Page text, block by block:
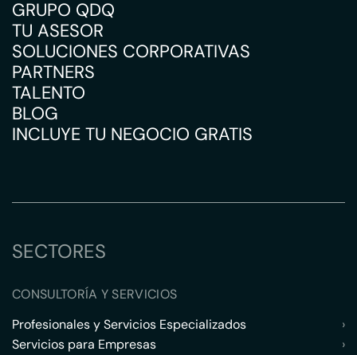
GRUPO QDQ
TU ASESOR
SOLUCIONES CORPORATIVAS
PARTNERS
TALENTO
BLOG
INCLUYE TU NEGOCIO GRATIS
SECTORES
CONSULTORÍA Y SERVICIOS
Profesionales y Servicios Especializados
›
Servicios para Empresas
›